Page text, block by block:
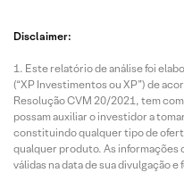
Disclaimer:
Este relatório de análise foi
(“XP Investimentos ou XP”) de
Resolução CVM 20/2021, tem
possam auxiliar o investidor a
constituindo qualquer tipo de
qualquer produto. As
válidas na data de sua divulgação